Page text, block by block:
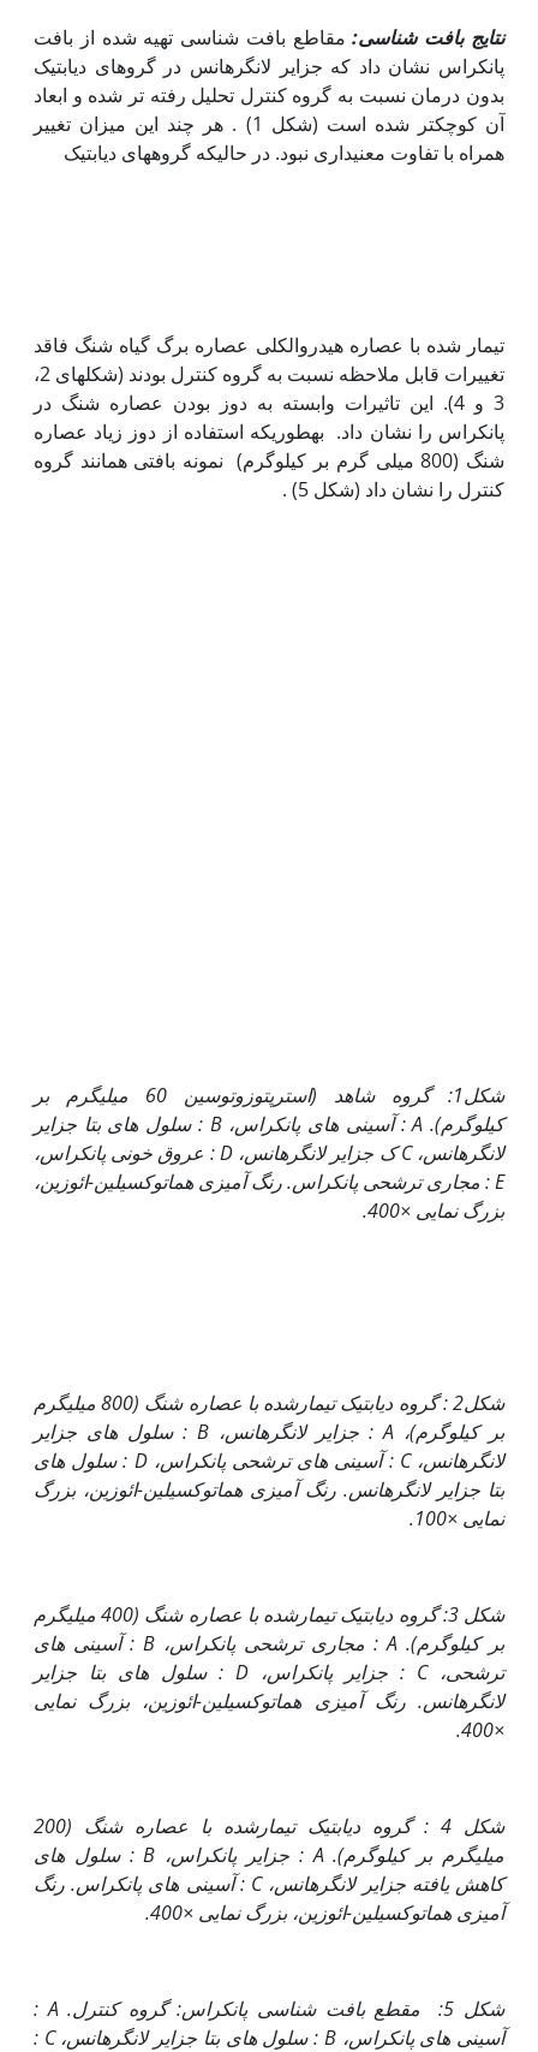
نتایج بافت شناسی:مقاطع بافت شناسی تهیه شده از بافت
پانکراس نشان داد که جزایر لانگرهانس در گروهای دیابتیک
بدون درمان نسبت به گروه کنترل تحلیل رفته تر شده و ابعاد
آن کوچکتر شده است (شکل 1) . هر چند این میزان تغییر
همراه با تفاوت معنی‏داری نبود. در حالی‏که گروه‏های دیابتیک
تیمار شده با عصاره هیدروالکلی عصاره برگ گیاه شنگ فاقد
تغییرات قابل ملاحظه نسبت به گروه کنترل بودند (شکل‏های 2،
3 و 4). این تاثیرات وابسته به دوز بودن عصاره شنگ در
پانکراس را نشان داد. به‏طوری‏که استفاده از دوز زیاد عصاره
شنگ (800 میلی گرم بر کیلوگرم) نمونه بافتی همانند گروه
کنترل را نشان داد (‏شکل 5) .
شکل1: گروه شاهد (استرپتوزوتوسین 60 میلی‏گرم بر
کیلو‏گرم). A: آسینی های پانکراس،B : سلول های بتا جزایر
لانگرهانس،Cک جزایر لانگرهانس،D: عروق خونی پانکراس،
E: مجاری ترشحی پانکراس.رنگ آمیزی هماتوکسیلین-ائوزین،
بزرگ نمایی ×400.
شکل2 : گروه دیابتیک تیمارشده با عصاره شنگ (800 میلی‏گرم
بر کیلوگرم)، A: جزایر لانگرهانس، B : سلول های جزایر
لانگرهانس،C : آسینی های ترشحی پانکراس،D : سلول های
بتا جزایر لانگرهانس. رنگ آمیزی هماتوکسیلین-ائوزین، بزرگ
نمایی ×100.
شکل 3: گروه دیابتیک تیمارشده با عصاره شنگ (400 میلی‏گرم
بر کیلوگرم). A: مجاری ترشحی پانکراس، B : آسینی های
ترشحی،C : جزایر پانکراس، D : سلول های بتا جزایر
لانگرهانس.رنگ آمیزی هماتوکسیلین-ائوزین، بزرگ نمایی
×400.
شکل 4 : گروه دیابتیک تیمارشده با عصاره شنگ (200
میلی‏گرم بر کیلوگرم).A: جزایر پانکراس، B: سلول های
کاهش یافته جزایر لانگرهانس،C : آسینی های پانکراس.رنگ
آمیزی هماتوکسیلین-ائوزین، بزرگ نمایی ×400.
شکل 5: مقطع بافت شناسی پانکراس: گروه کنترل. A
:
آسینی های پانکراس،B : سلول های بتا جزایر لانگرهانس،C
: